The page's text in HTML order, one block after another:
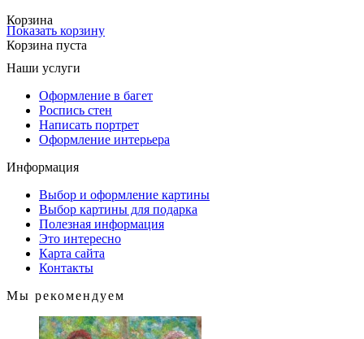
Корзина
Показать корзину
Корзина пуста
Наши услуги
Оформление в багет
Роспись стен
Написать портрет
Оформление интерьера
Информация
Выбор и оформление картины
Выбор картины для подарка
Полезная информация
Это интересно
Карта сайта
Контакты
Мы рекомендуем